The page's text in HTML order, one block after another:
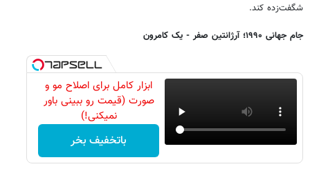
شگفت‌زده کند.
جام جهانی ۱۹۹۰؛ آرژانتین صفر - یک کامرون
ابزار کامل برای اصلاح مو و
صورت (قیمت رو ببینی باور
نمیکنی!)
باتخفیف بخر